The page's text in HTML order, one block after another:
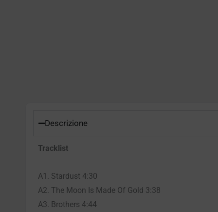
Descrizione
Tracklist
A1. Stardust 4:30
A2. The Moon Is Made Of Gold 3:38
A3. Brothers 4:44